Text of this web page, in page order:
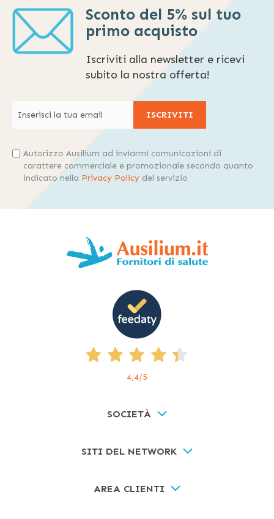
Sconto del 5% sul tuo
primo acquisto
Iscriviti alla newsletter e ricevi
subito la nostra offerta!
ISCRIVITI
Autorizzo Ausilium ad inviarmi comunicazioni di
carattere commerciale e promozionale secondo quanto
indicato nella Privacy Policy del servizio
4,4/5
SOCIETÀ
SITI DEL NETWORK
AREA CLIENTI